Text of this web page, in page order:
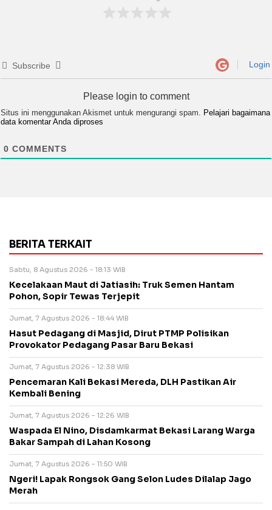
Subscribe Login
Please login to comment
Situs ini menggunakan Akismet untuk mengurangi spam. Pelajari bagaimana
data komentar Anda diproses
0 COMMENTS
BERITA TERKAIT
Sabtu, 8 Agustus 2026 - 18:13 WIB
Kecelakaan Maut di Jatiasih: Truk Semen Hantam
Pohon, Sopir Tewas Terjepit
Jumat, 7 Agustus 2026 - 18:44 WIB
Hasut Pedagang di Masjid, Dirut PTMP Polisikan
Provokator Pedagang Pasar Baru Bekasi
Jumat, 7 Agustus 2026 - 12:38 WIB
Pencemaran Kali Bekasi Mereda, DLH Pastikan Air
Kembali Bening
Jumat, 7 Agustus 2026 - 12:26 WIB
Waspada El Nino, Disdamkarmat Bekasi Larang Warga
Bakar Sampah di Lahan Kosong
Jumat, 7 Agustus 2026 - 11:50 WIB
Ngeri! Lapak Rongsok Gang Selon Ludes Dilalap Jago
Merah